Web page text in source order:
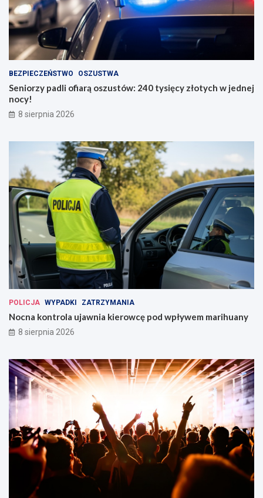
BEZPIECZEŃSTWO OSZUSTWA
Seniorzy padli ofiarą oszustów: 240 tysięcy złotych w jednej
nocy!
8 sierpnia 2026
POLICJA WYPADKI ZATRZYMANIA
Nocna kontrola ujawnia kierowcę pod wpływem marihuany
8 sierpnia 2026